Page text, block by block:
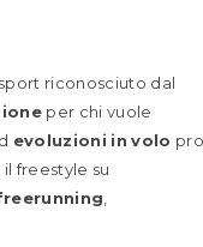
riconosciuto dal
per chi vuole
evoluzioni in volo
freestyle su